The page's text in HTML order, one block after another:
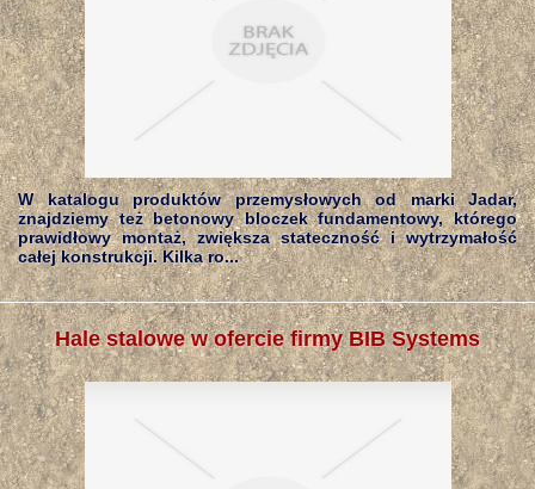
W katalogu produktów przemysłowych od marki Jadar,
znajdziemy też betonowy bloczek fundamentowy, którego
prawidłowy montaż, zwiększa stateczność i wytrzymałość
całej konstrukcji. Kilka ro...
Hale stalowe w ofercie firmy BIB Systems